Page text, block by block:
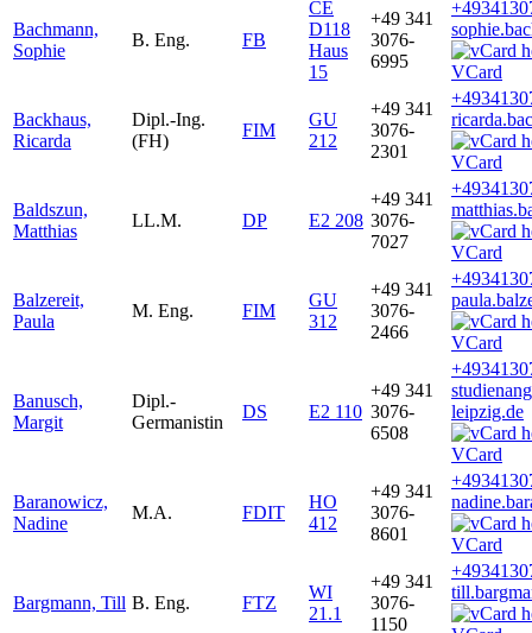
Bachmann,
Sophie
B. Eng. FB
CE
D118
Haus
15
+49 341
3076-
6995
VCard
Backhaus,
Ricarda
Dipl.-Ing.
(FH)
FIM
GU
212
+49 341
3076-
2301
VCard
Baldszun,
Matthias
LL.M. DP E2 208
+49 341
3076-
7027
VCard
Balzereit,
Paula
M. Eng. FIM
GU
312
+49 341
3076-
2466
VCard
Banusch,
Margit
Dipl.-
Germanistin
DS E2 110
+49 341
3076-
6508
leipzig.de
VCard
Baranowicz,
Nadine
M.A. FDIT
HO
412
+49 341
3076-
8601
VCard
Bargmann, Till B. Eng. FTZ
WI
21.1
+49 341
3076-
1150